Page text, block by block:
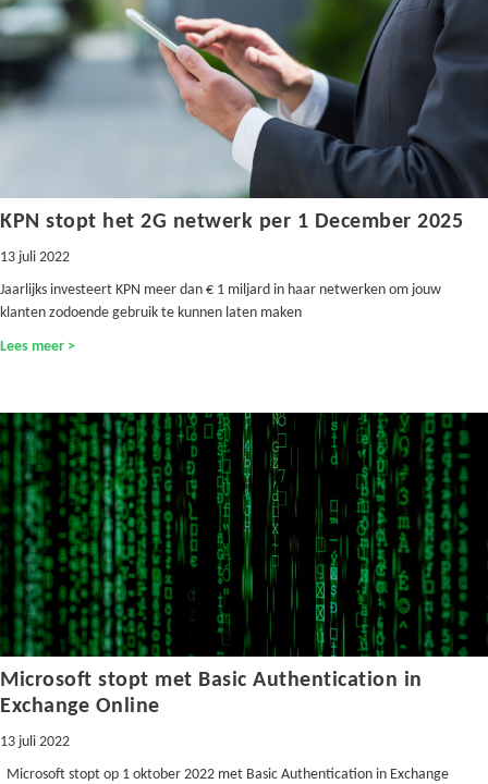
KPN stopt het 2G netwerk per 1 December 2025
13 juli 2022
Jaarlijks investeert KPN meer dan € 1 miljard in haar netwerken om jouw
klanten zodoende gebruik te kunnen laten maken
Lees meer >
Microsoft stopt met Basic Authentication in
Exchange Online
13 juli 2022
Microsoft stopt op 1 oktober 2022 met Basic Authentication in Exchange